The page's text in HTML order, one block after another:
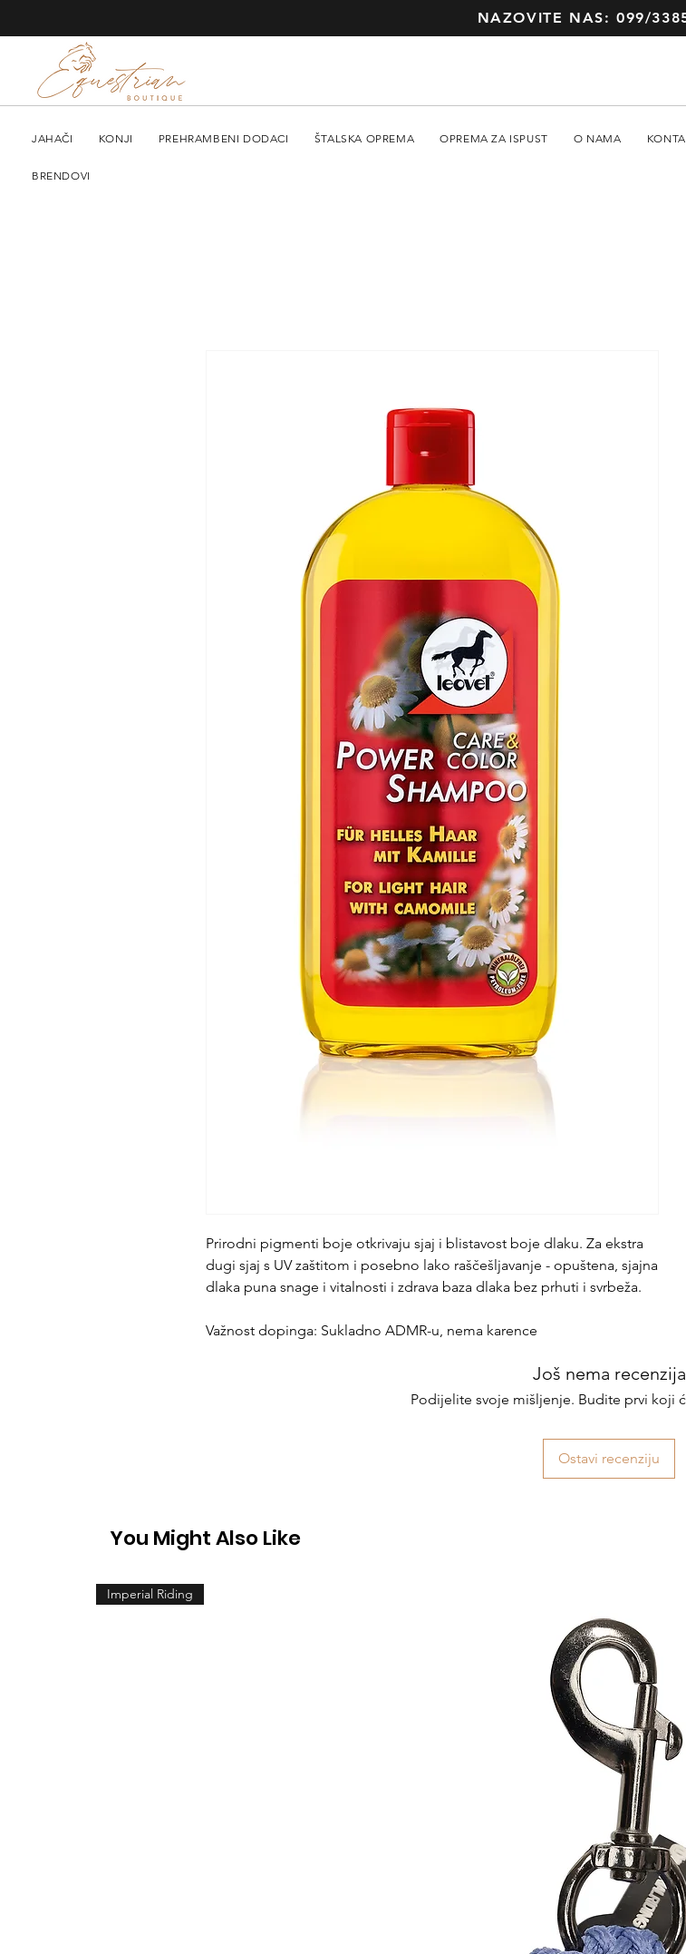
NAZOVITE NAS: 099/
JAHAČI KONJI PREHRAMBENI DODACI ŠTALSKA OPREMA OPREMA ZA ISPUST O NAMA
BRENDOVI
Prirodni pigmenti boje otkrivaju sjaj i blistavost boje dlaku. Za ekstra
dugi sjaj s UV zaštitom i posebno lako raščešljavanje - opuštena, sjajna
dlaka puna snage i vitalnosti i zdrava baza dlaka bez prhuti i svrbeža.
Važnost dopinga: Sukladno ADMR-u, nema karence
Još nema recenzija
Podijelite svoje mišljenje. Budite prvi koji
Ostavi recenziju
You Might Also Like
Imperial Riding